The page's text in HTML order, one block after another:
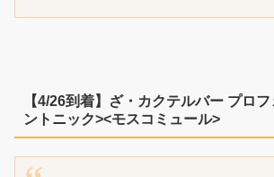
【4/26到着】ざ・カクテルバー プロ
ントニック><モスコミュール>